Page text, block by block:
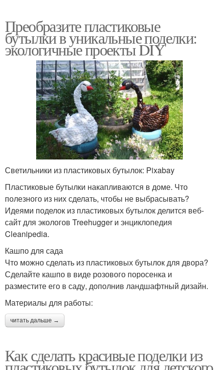
Преобразите пластиковые
бутылки в уникальные поделки:
экологичные проекты DIY
Светильники из пластиковых бутылок: Pixabay
Пластиковые бутылки накапливаются в доме. Что
полезного из них сделать, чтобы не выбрасывать?
Идеями поделок из пластиковых бутылок делится веб-
сайт для экологов Treehugger и энциклопедия
Cleanipedia.
Кашпо для сада
Что можно сделать из пластиковых бутылок для двора?
Сделайте кашпо в виде розового поросенка и
разместите его в саду, дополнив ландшафтный дизайн.
Материалы для работы:
читать дальше →
Как сделать красивые поделки из